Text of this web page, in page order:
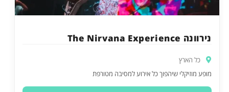
נירוונה The Nirvana Experience
כל הארץ
מופע מוזיקלי שיהפוך כל אירוע למסיבה מטורפת